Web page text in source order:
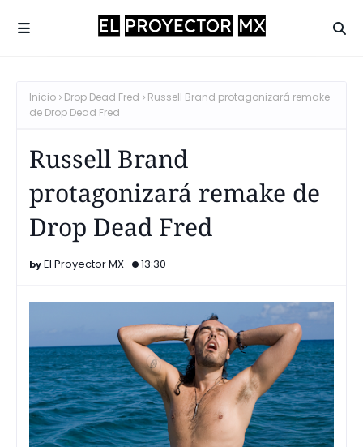
Inicio Drop Dead Fred
Russell Brand protagonizará remake
de Drop Dead Fred
Russell Brand
protagonizará remake de
Drop Dead Fred
El Proyector MX 13:30